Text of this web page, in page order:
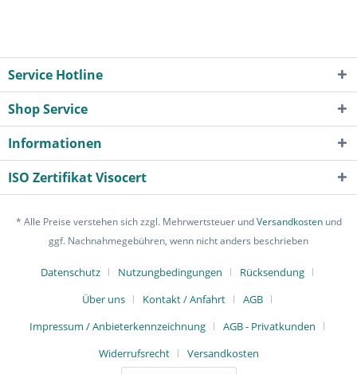
Service Hotline
Shop Service
Informationen
ISO Zertifikat Visocert
* Alle Preise verstehen sich zzgl. Mehrwertsteuer undVersandkostenund
ggf. Nachnahmegebühren, wenn nicht anders beschrieben
Datenschutz Nutzungbedingungen
Rücksendung
Über uns
Kontakt / Anfahrt
AGB
Impressum / Anbieterkennzeichnung
AGB - Privatkunden
Widerrufsrecht
Versandkosten